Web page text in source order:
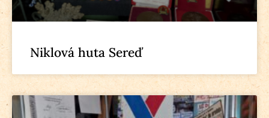
Niklová huta Sereď